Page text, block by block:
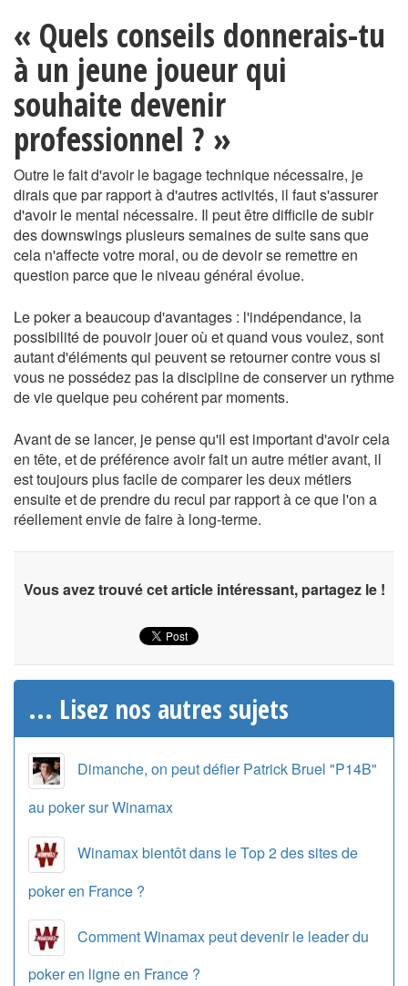
« Quels conseils donnerais-tu
à un jeune joueur qui
souhaite devenir
professionnel ? »
Outre le fait d'avoir le bagage technique nécessaire, je
dirais que par rapport à d'autres activités, il faut s'assurer
d'avoir le mental nécessaire. Il peut être difficile de subir
des downswings plusieurs semaines de suite sans que
cela n'affecte votre moral, ou de devoir se remettre en
question parce que le niveau général évolue.
Le poker a beaucoup d'avantages : l'indépendance, la
possibilité de pouvoir jouer où et quand vous voulez, sont
autant d'éléments qui peuvent se retourner contre vous si
vous ne possédez pas la discipline de conserver un rythme
de vie quelque peu cohérent par moments.
Avant de se lancer, je pense qu'il est important d'avoir cela
en tête, et de préférence avoir fait un autre métier avant, il
est toujours plus facile de comparer les deux métiers
ensuite et de prendre du recul par rapport à ce que l'on a
réellement envie de faire à long-terme.
Vous avez trouvé cet article intéressant, partagez le !
... Lisez nos autres sujets
Dimanche, on peut défier Patrick Bruel "P14B"
au poker sur Winamax
Winamax bientôt dans le Top 2 des sites de
poker en France ?
Comment Winamax peut devenir le leader du
poker en ligne en France ?